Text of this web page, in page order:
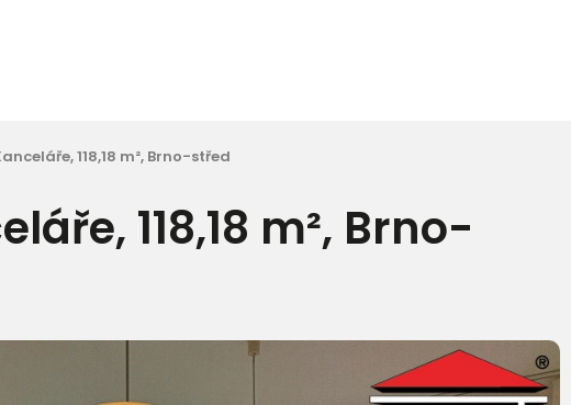
118,18 m², Brno-střed
118,18 m², Brno-